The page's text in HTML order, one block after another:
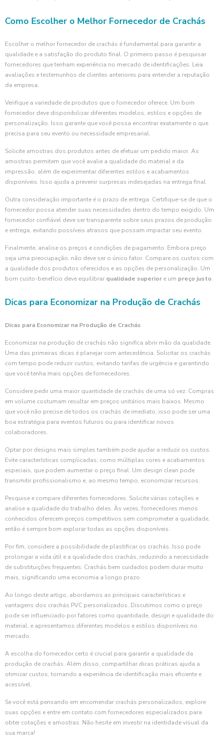
Como Escolher o Melhor Fornecedor de Crachás
Escolher o melhor fornecedor de crachás é fundamental para garantir a
qualidade e a satisfação do produto final. O primeiro passo é pesquisar
fornecedores que tenham experiência no mercado de identificações. Leia
avaliações e testemunhos de clientes anteriores para entender a reputação
da empresa.
Verifique a variedade de produtos que o fornecedor oferece. Um bom
fornecedor deve disponibilizar diferentes modelos, estilos e opções de
personalização. Isso garante que você possa encontrar exatamente o que
precisa para seu evento ou necessidade empresarial.
Solicite amostras dos produtos antes de efetuar um pedido maior. As
amostras permitem que você avalie a qualidade do material e da
impressão, além de experimentar diferentes estilos e acabamentos
disponíveis. Isso ajuda a prevenir surpresas indesejadas na entrega final.
Outra consideração importante é o prazo de entrega. Certifique-se de que o
fornecedor possa atender suas necessidades dentro do tempo exigido. Um
fornecedor confiável deve ser transparente sobre seus prazos de produção
e entrega, evitando possíveis atrasos que possam impactar seu evento.
Finalmente, analise os preços e condições de pagamento. Embora preço
seja uma preocupação, não deve ser o único fator. Compare os custos com
a qualidade dos produtos oferecidos e as opções de personalização. Um
bom custo-benefício deve equilibrar qualidade superior e um preço justo.
Dicas para Economizar na Produção de Crachás
Dicas para Economizar na Produção de Crachás
Economizar na produção de crachás não significa abrir mão da qualidade.
Uma das primeiras dicas é planejar com antecedência. Solicitar os crachás
com tempo pode reduzir custos, evitando tarifas de urgência e garantindo
que você tenha mais opções de fornecedores.
Considere pedir uma maior quantidade de crachás de uma só vez. Compras
em volume costumam resultar em preços unitários mais baixos. Mesmo
que você não precise de todos os crachás de imediato, isso pode ser uma
boa estratégia para eventos futuros ou para identificar novos
colaboradores.
Optar por designs mais simples também pode ajudar a reduzir os custos.
Evite características complicadas, como múltiplas cores e acabamentos
especiais, que podem aumentar o preço final. Um design clean pode
transmitir profissionalismo e, ao mesmo tempo, economizar recursos.
Pesquise e compare diferentes fornecedores. Solicite várias cotações e
analise a qualidade do trabalho deles. Às vezes, fornecedores menos
conhecidos oferecem preços competitivos sem comprometer a qualidade,
então é sempre bom explorar todas as opções disponíveis.
Por fim, considere a possibilidade de plastificar os crachás. Isso pode
prolongar a vida útil e a qualidade dos crachás, reduzindo a necessidade
de substituições frequentes. Crachás bem cuidados podem durar muito
mais, significando uma economia a longo prazo.
Ao longo deste artigo, abordamos as principais características e
vantagens dos crachás PVC personalizados. Discutimos como o preço
pode ser influenciado por fatores como quantidade, design e qualidade do
material, e apresentamos diferentes modelos e estilos disponíveis no
mercado.
A escolha do fornecedor certo é crucial para garantir a qualidade da
produção de crachás. Além disso, compartilhar dicas práticas ajuda a
otimizar custos, tornando a experiência de identificação mais eficiente e
acessível.
Se você está pensando em encomendar crachás personalizados, explore
suas opções e entre em contato com fornecedores especializados para
obter cotações e amostras. Não hesite em investir na identidade visual da
sua marca!